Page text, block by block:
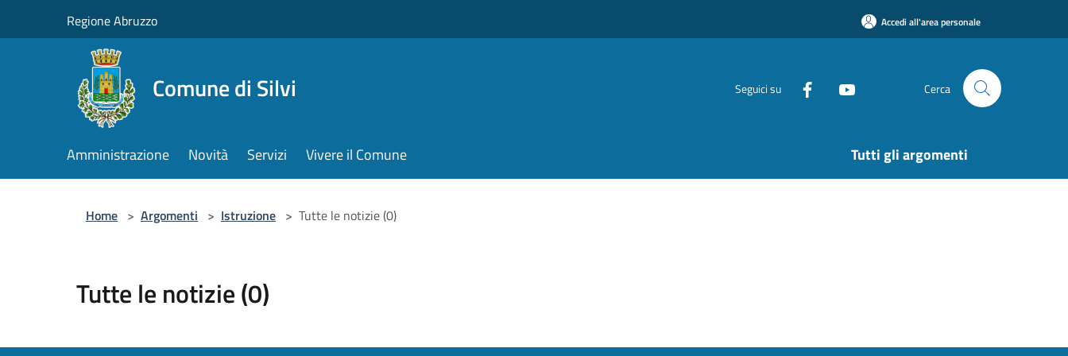
Regione Abruzzo Accedi all'area personale
Comune di Silvi Seguici su Cerca
Amministrazione Novità Servizi Vivere il Comune Tutti gli argomenti
Home > Argomenti > Istruzione > Tutte le notizie (0)
Tutte le notizie (0)